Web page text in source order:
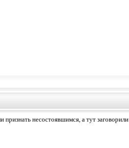
несостоявшимся, а тут заговорили